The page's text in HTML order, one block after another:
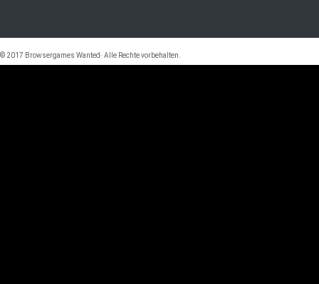
© 2017 Browsergames Wanted· Alle Rechte vorbehalten.